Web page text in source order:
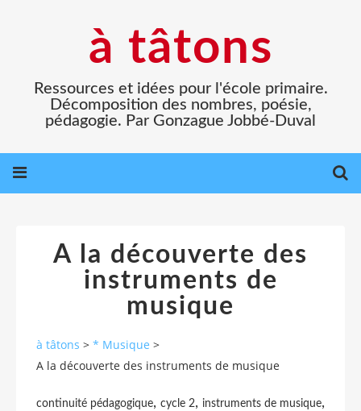
à tâtons
Ressources et idées pour l'école primaire.
Décomposition des nombres, poésie,
pédagogie. Par Gonzague Jobbé-Duval
A la découverte des
instruments de
musique
à tâtons > * Musique >
A la découverte des instruments de musique
continuité pédagogique, cycle 2, instruments de musique,